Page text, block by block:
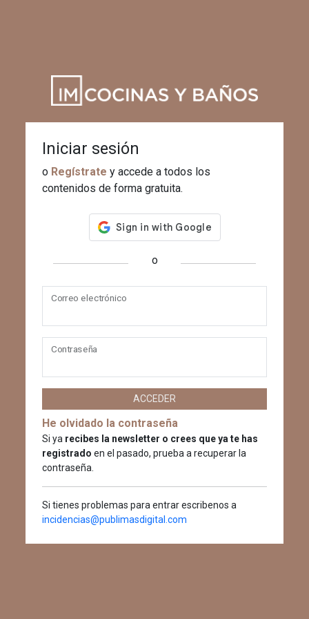
Iniciar sesión
o Regístrate y accede a todos los
contenidos de forma gratuita.
o
Correo electrónico
Contraseña
ACCEDER
He olvidado la contraseña
Si ya recibes la newsletter o crees que ya te has
registrado en el pasado, prueba a recuperar la
contraseña.
Si tienes problemas para entrar escribenos a
incidencias@publimasdigital.com